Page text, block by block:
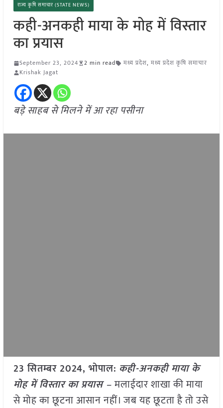
राज्य कृषि समाचार (STATE NEWS)
कही-अनकही माया के मोह में विस्तार
का प्रयास
September 23, 2024 2 min read मध्य प्रदेश, मध्य प्रदेश कृषि समाचार
Krishak Jagat
बड़े साहब से मिलने में आ रहा पसीना
23 सितम्बर 2024, भोपाल: कही-अनकही माया के
मोह में विस्तार का प्रयास –मलाईदार शाखा की माया
से मोह का छूटना आसान नहीं। जब यह छूटता है तो उसे